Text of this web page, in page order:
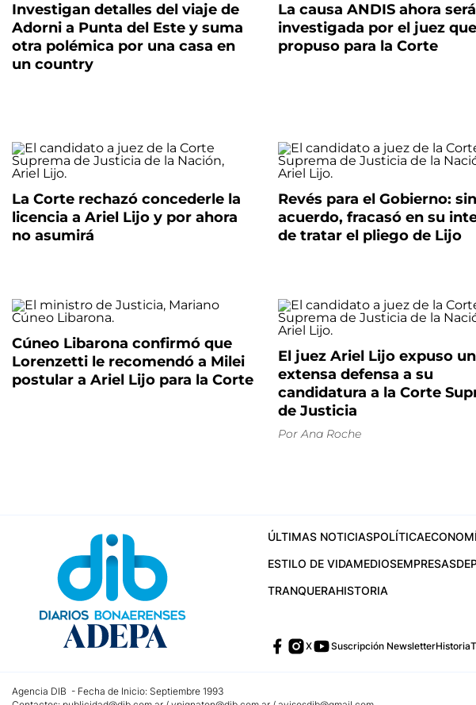
Investigan detalles del viaje de
Adorni a Punta del Este y suma
otra polémica por una casa en
un country
La causa ANDIS ahora será
investigada por el juez
propuso para la Corte
La Corte rechazó concederle la
licencia a Ariel Lijo y por ahora
no asumirá
Revés para el Gobierno: sin
acuerdo, fracasó en su
de tratar el pliego de Lijo
Cúneo Libarona confirmó que
Lorenzetti le recomendó a Milei
postular a Ariel Lijo para la Corte
El juez Ariel Lijo expuso
extensa defensa a su
candidatura a la Corte
de Justicia
Por Ana Roche
ÚLTIMAS NOTICIASPOLÍTICA
ESTILO DE VIDAMEDIOSEMPRESAS
TRANQUERAHISTORIA
X Suscripción NewsletterHistoria
Agencia DIB - Fecha de Inicio: Septiembre 1993